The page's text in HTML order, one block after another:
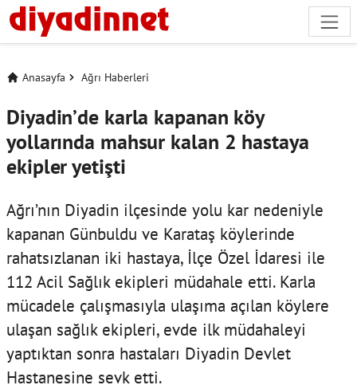
Anasayfa Ağrı Haberleri
Diyadin’de karla kapanan köy
yollarında mahsur kalan 2 hastaya
ekipler yetişti
Ağrı’nın Diyadin ilçesinde yolu kar nedeniyle
kapanan Günbuldu ve Karataş köylerinde
rahatsızlanan iki hastaya, İlçe Özel İdaresi ile
112 Acil Sağlık ekipleri müdahale etti. Karla
mücadele çalışmasıyla ulaşıma açılan köylere
ulaşan sağlık ekipleri, evde ilk müdahaleyi
yaptıktan sonra hastaları Diyadin Devlet
Hastanesine sevk etti.